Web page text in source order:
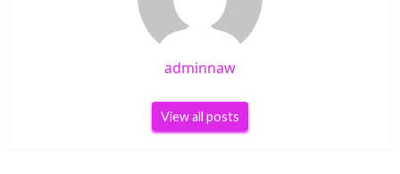
adminnaw
View all posts